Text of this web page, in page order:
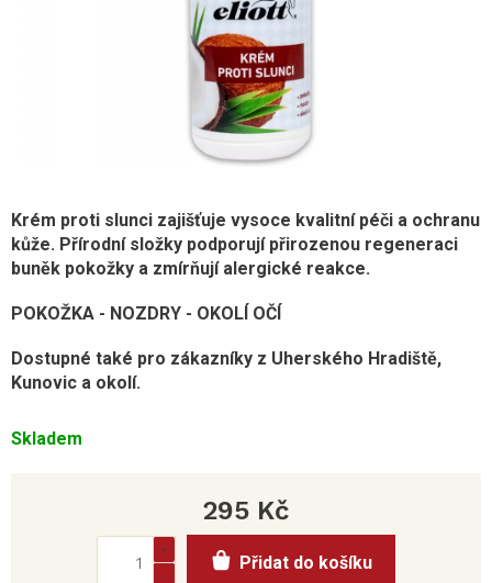
Skladem
Krém proti slunci zajišťuje vysoce kvalitní péči a ochranu
kůže. Přírodní složky podporují přirozenou regeneraci
buněk pokožky a zmírňují alergické reakce.
POKOŽKA - NOZDRY - OKOLÍ OČÍ
Dostupné také pro zákazníky z Uherského Hradiště,
Kunovic a okolí.
295 Kč
cena:
Přidat do košíku